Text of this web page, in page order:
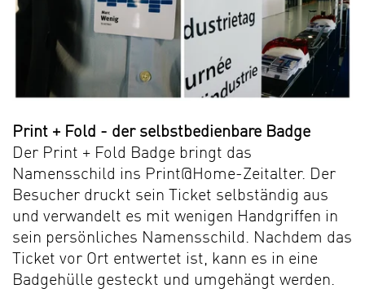
Print + Fold - der selbstbedienbare Badge
Der Print + Fold Badge bringt das
Namensschild ins Print@Home-Zeitalter. Der
Besucher druckt sein Ticket selbständig aus
und verwandelt es mit wenigen Handgriffen in
sein persönliches Namensschild. Nachdem das
Ticket vor Ort entwertet ist, kann es in eine
Badgehülle gesteckt und umgehängt werden.